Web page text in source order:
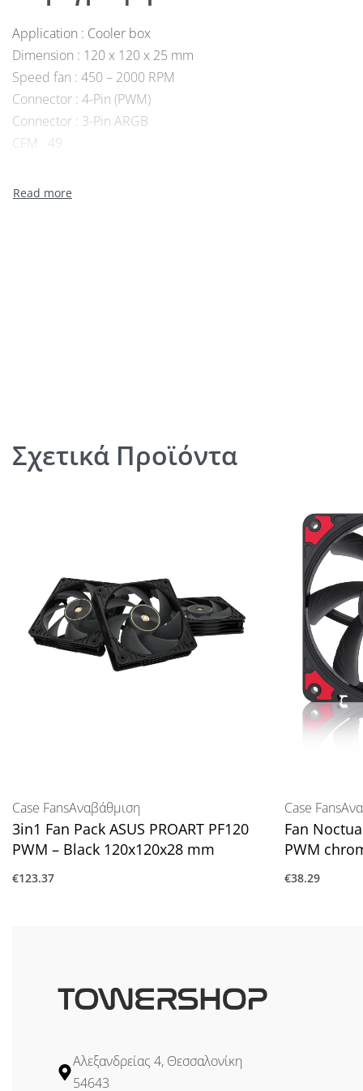
Application : Cooler box
Dimension : 120 x 120 x 25 mm
Speed fan : 450 – 2000 RPM
Connector : 4-Pin (PWM)
Connector : 3-Pin ARGB
CFM : 49
Σχετικά Προϊόντα
Case FansΑναβάθμιση
3in1 Fan Pack ASUS PROART PF120
PWM – Black 120x120x28 mm
€123.37
Case Fans
Fan
PWM
€38.29
Αλεξανδρείας 4, Θεσσαλονίκη
54643